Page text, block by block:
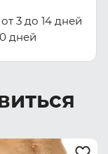
3 до 14 дней
дней